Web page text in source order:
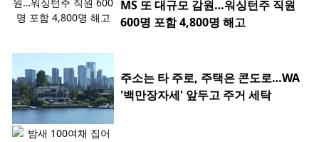
MS 또 대규모 감원…워싱턴주 직원
600명 포함 4,800명 해고
주소는 타 주로, 주택은 콘도로…WA
'백만장자세' 앞두고 주거 세탁